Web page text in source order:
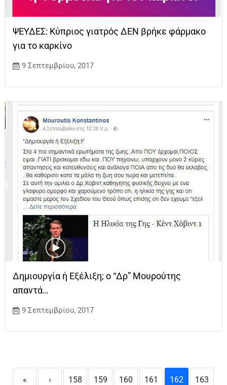
ΨΕΥΔΕΣ: Κύπριος γιατρός ΔΕΝ βρήκε φάρμακο
για το καρκίνο
9 Σεπτεμβρίου, 2017
Δημιουργία ή Εξέλιξη; ο “Δρ” Μουρούτης
απαντά…
9 Σεπτεμβρίου, 2017
« ‹ 158 159 160 161 162 163